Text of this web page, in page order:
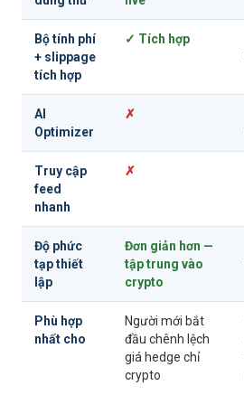
Bộ tính phí
+ slippage
tích hợp
✓ Tích hợp
AI
Optimizer
✗
Truy cập
feed
nhanh
✗
Độ phức
tạp thiết
lập
Đơn giản hơn —
tập trung vào
crypto
Phù hợp
nhất cho
Người mới bắt
đầu chênh lệch
giá hedge chỉ
crypto